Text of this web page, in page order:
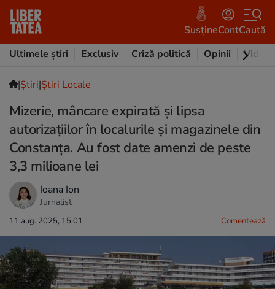
SusțineContCaută
Ultimele știri
Exclusiv Criză politică Opinii Video
|Ştiri|Știri Locale
Mizerie, mâncare expirată și lipsa
autorizațiilor în localurile și magazinele din
Constanța. Au fost date amenzi de peste
3,3 milioane lei
Ioana Ion
Jurnalist
11 aug. 2025, 15:01 Comentează